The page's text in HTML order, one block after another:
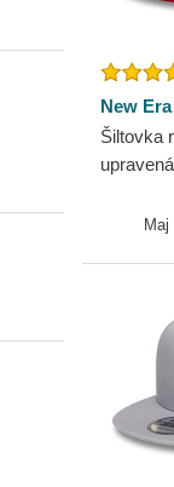
New Era
Šiltovka
Los
New Era